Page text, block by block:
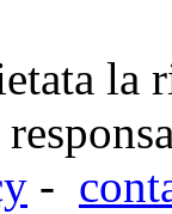
la
-